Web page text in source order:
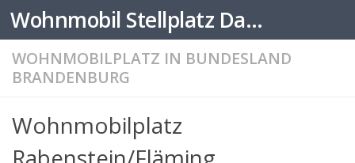
Zum Inhalt springen Wohnmobil Stellplatz Datenbank
WOHNMOBILPLATZ IN BUNDESLAND
BRANDENBURG
Wohnmobilplatz